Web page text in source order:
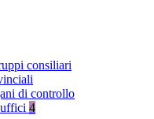
consiliari
di controllo
4